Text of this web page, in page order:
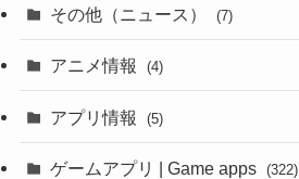
その他（ニュース） (7)
(1)
アニメ情報 (4)
アプリ情報 (5)
ゲームアプリ | Game apps (322)